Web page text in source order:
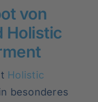
von
Holistic
Holistic
besonderes